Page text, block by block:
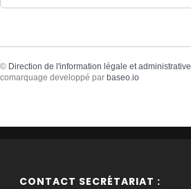
© Direction de l'information légale et administrative
comarquage developpé par baseo.io
CONTACT SECRÉTARIAT :